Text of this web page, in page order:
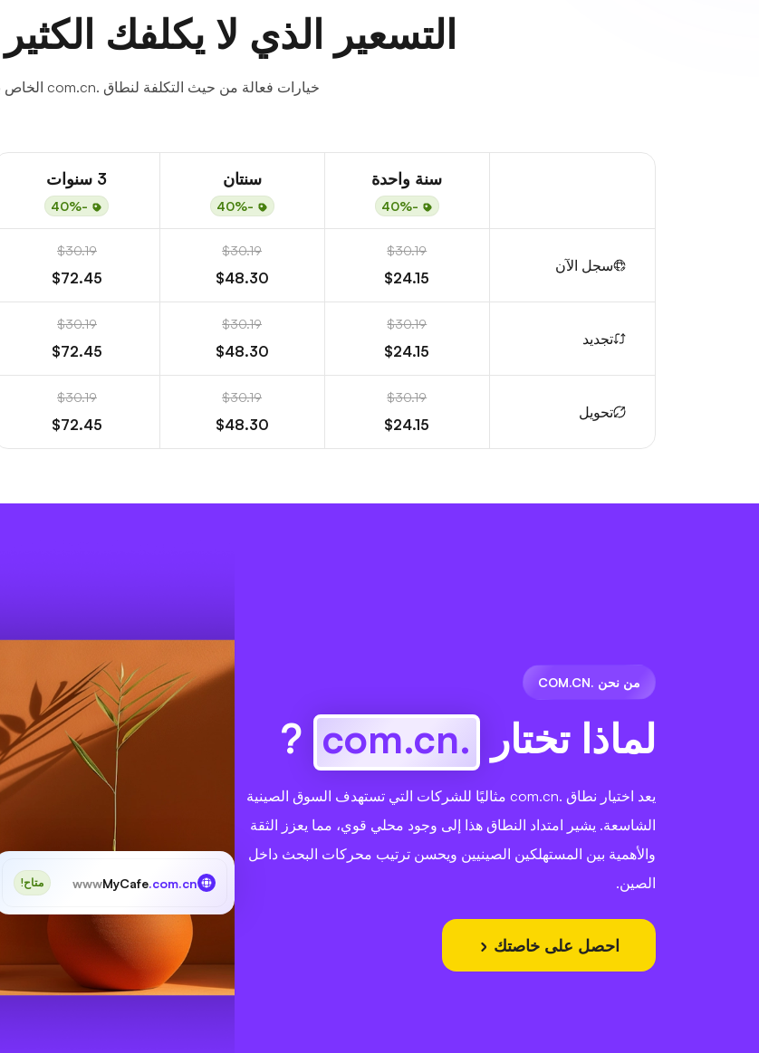
التسعير الذي لا يكلفك
خيارات فعالة من حيث التكلفة لنطاق .com.cn الخاص بك.
سنة واحدة
-40%
سنتان
-40%
3 سنوات
-40%
سجل الآن
$30.19
$24.15
$30.19
$48.30
$30.19
$72.45
تجديد
$30.19
$24.15
$30.19
$48.30
$30.19
$72.45
تحويل
$30.19
$24.15
$30.19
$48.30
$30.19
$72.45
من نحن .COM.CN
لماذا تختار .com.cn
?
يعد اختيار نطاق .com.cn مثاليًا للشركات التي تستهدف السوق الصينية
الشاسعة. يشير امتداد النطاق هذا إلى وجود محلي قوي، مما يعزز الثقة
والأهمية بين المستهلكين الصينيين ويحسن ترتيب محركات البحث داخل
الصين.
احصل على خاصتك
wwwMyCafe.com.cn متاح!